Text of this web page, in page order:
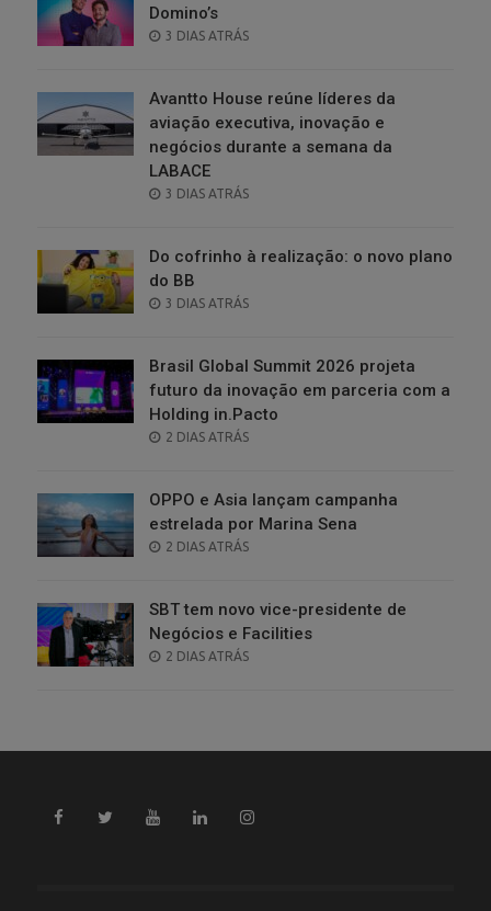
Domino’s
POSTED
3 DIAS ATRÁS
Avantto House reúne líderes da
aviação executiva, inovação e
negócios durante a semana da
LABACE
POSTED
3 DIAS ATRÁS
Do cofrinho à realização: o novo plano
do BB
POSTED
3 DIAS ATRÁS
Brasil Global Summit 2026 projeta
futuro da inovação em parceria com a
Holding in.Pacto
POSTED
2 DIAS ATRÁS
OPPO e Asia lançam campanha
estrelada por Marina Sena
POSTED
2 DIAS ATRÁS
SBT tem novo vice-presidente de
Negócios e Facilities
POSTED
2 DIAS ATRÁS